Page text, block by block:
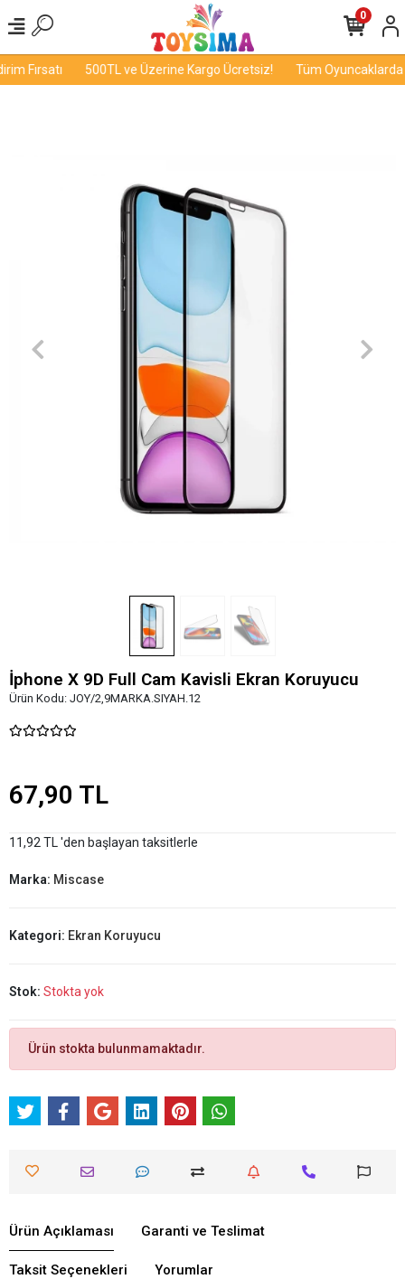
Fırsatı 500TL ve Üzerine Kargo Ücretsiz! Tüm Oyuncaklarda
0
İphone X 9D Full Cam Kavisli Ekran Koruyucu
Ürün Kodu: JOY/2,9MARKA.SIYAH.12
67,90 TL
11,92 TL 'den başlayan taksitlerle
Marka: Miscase
Kategori: Ekran Koruyucu
Stok: Stokta yok
Ürün stokta bulunmamaktadır.
Ürün Açıklaması Garanti ve Teslimat
Taksit Seçenekleri Yorumlar